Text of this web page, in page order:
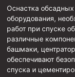
Рукава буровые
Стропы
Стропы
Стропы
Стропы
Оснастка
оборудования,
работ при спуске
различные
башмаки,
обеспечивают
спуска и